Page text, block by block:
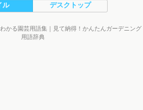
ル デスクトップ
かる園芸用語集｜見て納得！かんたんガーデニング
用語辞典